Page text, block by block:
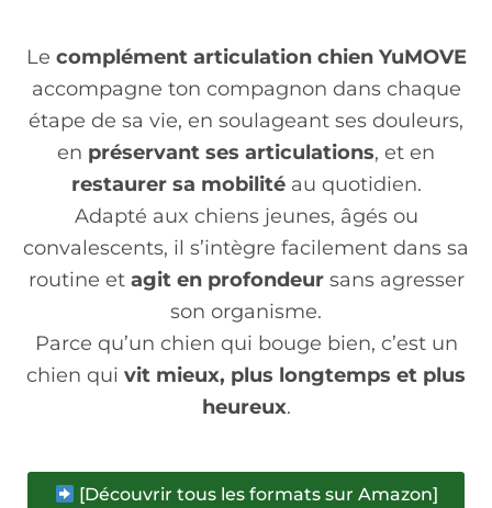
Le complément articulation chien YuMOVE
accompagne ton compagnon dans chaque
étape de sa vie, en soulageant ses douleurs,
en préservant ses articulations, et en
restaurer sa mobilitéau quotidien.
Adapté aux chiens jeunes, âgés ou
convalescents, il s’intègre facilement dans sa
routine et agit en profondeursans agresser
son organisme.
Parce qu’un chien qui bouge bien, c’est un
chien qui vit mieux, plus longtemps et plus
heureux.
[Découvrir tous les formats sur Amazon]